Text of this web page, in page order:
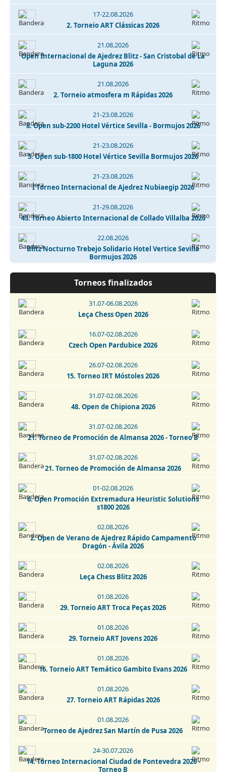
17-22.08.2026
2. Torneio ART Clássicas 2026
21.08.2026
Open Internacional de Ajedrez Blitz - San Cristobal de La
Laguna 2026
21.08.2026
2. Torneio atmosfera m Rápidas 2026
21-23.08.2026
8. Open sub-2200 Hotel Vértice Sevilla - Bormujos 2026
21-23.08.2026
5. Open sub-1800 Hotel Vértice Sevilla Bormujos 2026
21-23.08.2026
I Torneo Internacional de Ajedrez Nubiaegip 2026
21-29.08.2026
43. Torneo Abierto Internacional de Collado Villalba 2026
22.08.2026
Blitz Nocturno Trebejo Solidario Hotel Vertice Sevilla
Bormujos 2026
I Memorial José Ángel de Jesús y Encinas - Talavera de la
Reina 2026
22.08.2026
Torneo de Promoción - Talavera de la Reina 2026
22.08.2026
Torneo La Puebla de Almoradiel 2026
22.08.2026
7. Torneo de Ajedrez Cardeñosa 2026
22-29.08.2026
Open Internacional de Ajedrez Clásico - San Cristobal de
La Laguna 2026
29.08.2026
13. Torneio Fatacil - Cidade De Lagoa - Memorial Armando
Lopes 2026
29-30.08.2026
Open Internacional de Ajedrez Activo - San Cristobal de La
Laguna 2026
30.08.2026
Torneo de Ajedrez Fiestas Virgen del Rosario Camarma de
Esteruelas 2026
30.08-06.09.2026
Escala Emporium Chess Open 2026
01-02.09.2026
2. IRT Sub-1800 Esphouses Hotel Playas de Guardamar 2026
01-06.09.2026
3. IRT Sub-2400 Esphouses Hotel Playas de Guardamar 2026
05.09.2026
6 Torneo Fiestas Patronales Navalcarnero 2026
05.09.2026
6. Torneo Fiestas Patronales Navalcarnero 2026 -
Categoría Infantil
05.09.2026
Torneo Super Blitz Chess Marathon Fiestas de Alcorcón
Torneos finalizados
31.07-06.08.2026
Leça Chess Open 2026
16.07-02.08.2026
Czech Open Pardubice 2026
26.07-02.08.2026
15. Torneo IRT Móstoles 2026
31.07-02.08.2026
48. Open de Chipiona 2026
31.07-02.08.2026
21. Torneo de Promoción de Almansa 2026 - Torneo B
31.07-02.08.2026
21. Torneo de Promoción de Almansa 2026
01-02.08.2026
6. Open Promoción Extremadura Heuristic Solutions
s1800 2026
02.08.2026
2. Open de Verano de Ajedrez Rápido Campamento
Dragón - Ávila 2026
02.08.2026
Leça Chess Blitz 2026
01.08.2026
29. Torneio ART Troca Peças 2026
01.08.2026
29. Torneio ART Jovens 2026
01.08.2026
16. Torneio ART Temático Gambito Evans 2026
01.08.2026
27. Torneio ART Rápidas 2026
01.08.2026
Torneo de Ajedrez San Martín de Pusa 2026
24-30.07.2026
14. Torneo Internacional Ciudad de Pontevedra 2026 -
Torneo B